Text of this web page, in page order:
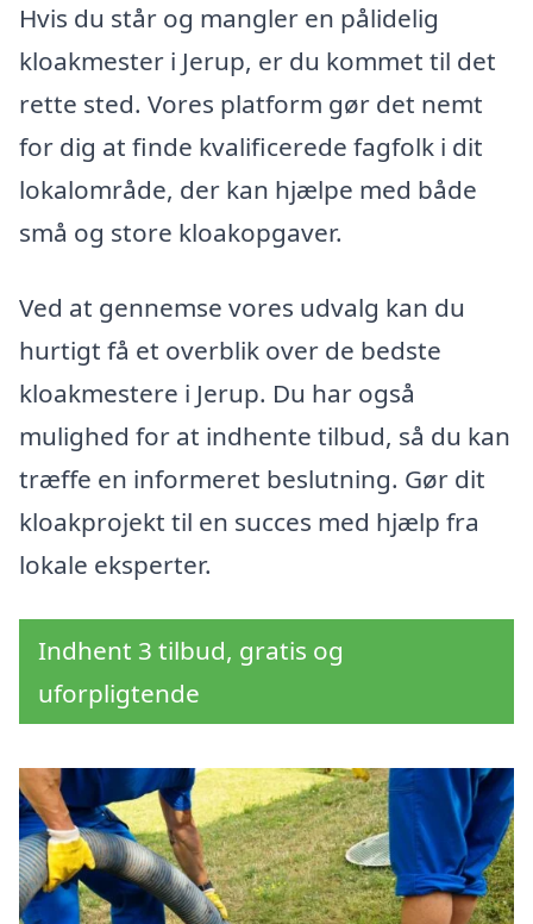
Hvis du står og mangler en pålidelig
kloakmester i Jerup, er du kommet til det
rette sted. Vores platform gør det nemt
for dig at finde kvalificerede fagfolk i dit
lokalområde, der kan hjælpe med både
små og store kloakopgaver.
Ved at gennemse vores udvalg kan du
hurtigt få et overblik over de bedste
kloakmestere i Jerup. Du har også
mulighed for at indhente tilbud, så du kan
træffe en informeret beslutning. Gør dit
kloakprojekt til en succes med hjælp fra
lokale eksperter.
Indhent 3 tilbud, gratis og
uforpligtende